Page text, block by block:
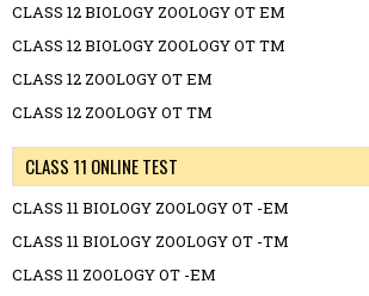
CLASS 12 BIOLOGY ZOOLOGY OT EM
CLASS 12 BIOLOGY ZOOLOGY OT TM
CLASS 12 ZOOLOGY OT EM
CLASS 12 ZOOLOGY OT TM
CLASS 11 ONLINE TEST
CLASS 11 BIOLOGY ZOOLOGY OT -EM
CLASS 11 BIOLOGY ZOOLOGY OT -TM
CLASS 11 ZOOLOGY OT -EM